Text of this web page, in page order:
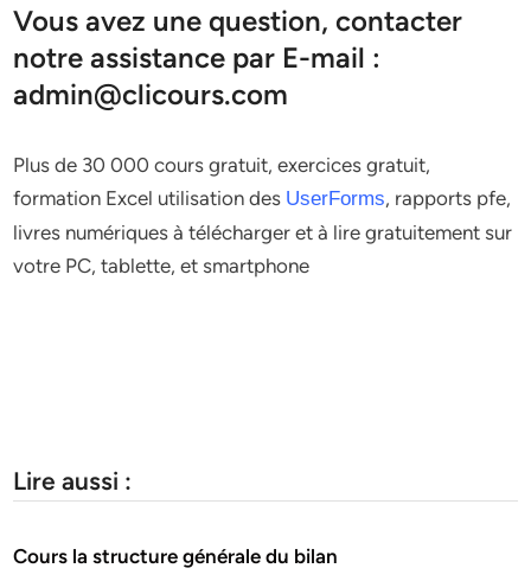
Vous avez une question, contacter
notre assistance par E-mail :
admin@clicours.com
Plus de 30 000 cours gratuit, exercices gratuit,
formation Excel utilisation des UserForms, rapports pfe,
livres numériques à télécharger et à lire gratuitement sur
votre PC, tablette, et smartphone
Lire aussi :
Cours la structure générale du bilan